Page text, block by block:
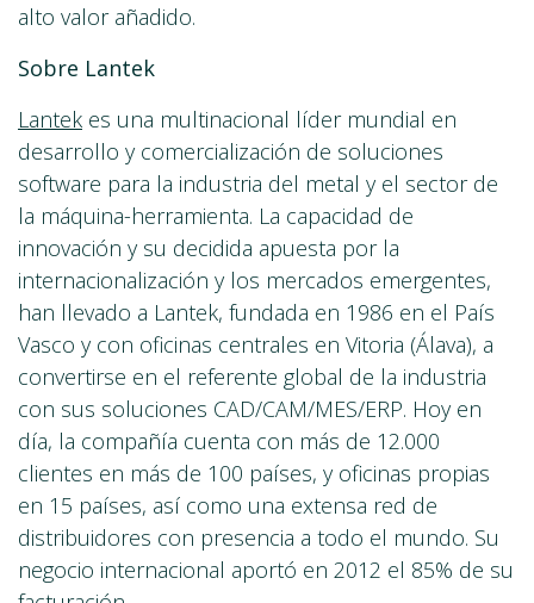
alto valor añadido.
Sobre Lantek
Lantek es una multinacional líder mundial en
desarrollo y comercialización de soluciones
software para la industria del metal y el sector de
la máquina-herramienta. La capacidad de
innovación y su decidida apuesta por la
internacionalización y los mercados emergentes,
han llevado a Lantek, fundada en 1986 en el País
Vasco y con oficinas centrales en Vitoria (Álava), a
convertirse en el referente global de la industria
con sus soluciones CAD/CAM/MES/ERP. Hoy en
día, la compañía cuenta con más de 12.000
clientes en más de 100 países, y oficinas propias
en 15 países, así como una extensa red de
distribuidores con presencia a todo el mundo. Su
negocio internacional aportó en 2012 el 85% de su